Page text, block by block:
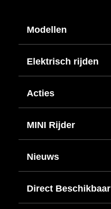
Modellen
Elektrisch rijden
Acties
MINI Rijder
Nieuws
Direct Beschikbaar